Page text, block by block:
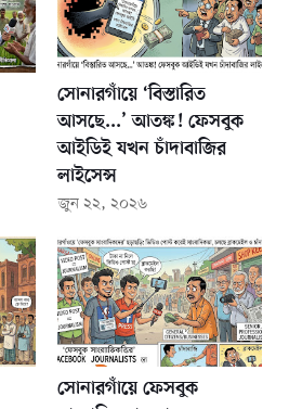
সোনারগাঁয়ে ‘বিস্তারিত
আসছে...’ আতঙ্ক! ফেসবুক
আইডিই যখন চাঁদাবাজির
লাইসেন্স
জুন ২২, ২০২৬
সোনারগাঁয়ে ফেসবুক